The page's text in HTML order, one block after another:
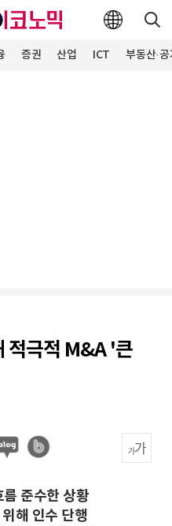
증권 산업 ICT 부동산·
적극적 M&A '큰
준수한 상황
해 인수 단행